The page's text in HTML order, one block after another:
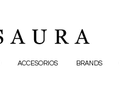
ACCESORIOS BRANDS